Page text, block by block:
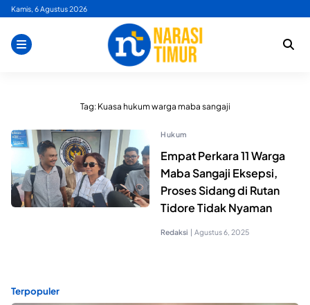
Skip
content
Kamis, 6 Agustus 2026
Tag: Kuasa hukum warga maba sangaji
Hukum
Empat Perkara 11 Warga
Maba Sangaji Eksepsi,
Proses Sidang di Rutan
Tidore Tidak Nyaman
Redaksi | Agustus 6, 2025
Terpopuler